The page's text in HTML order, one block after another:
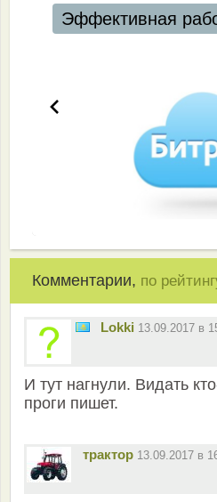
Эффективная
Комментарии, по
Lokki 13.09.2017 в
И тут нагнули. Видать
проги пишет.
трактор 13.09.2017 в